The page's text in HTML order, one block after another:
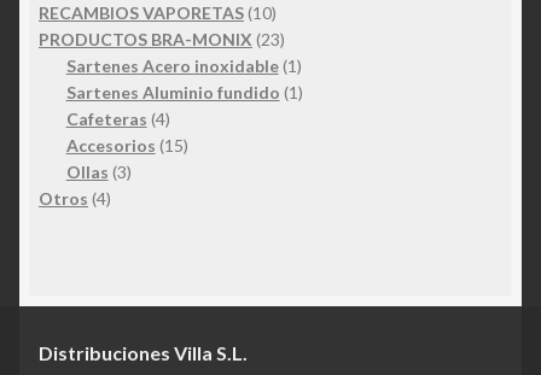
productos
RECAMBIOS VAPORETAS 1010
productos
PRODUCTOS BRA-MONIX 2323
productos
Sartenes Acero inoxidable 11
producto
Sartenes Aluminio fundido 11
Cafeteras 44
productos
Accesorios 1515
Ollas 33
Otros 44
Distribuciones Villa S.L.